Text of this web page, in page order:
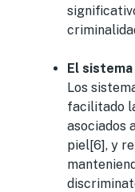
El
Los
facilitado
asociados
piel[6], y